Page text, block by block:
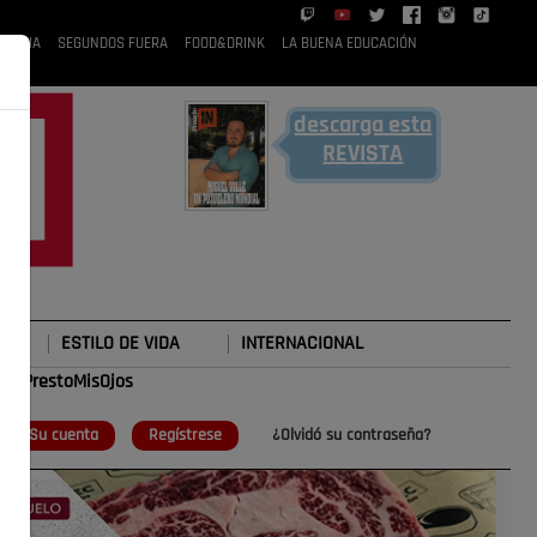
RUBIA SEGUNDOS FUERA FOOD&DRINK LA BUENA EDUCACIÓN
descarga esta
REVISTA
ESTILO DE VIDA INTERNACIONAL
Su cuenta Regístrese ¿Olvidó su contraseña?